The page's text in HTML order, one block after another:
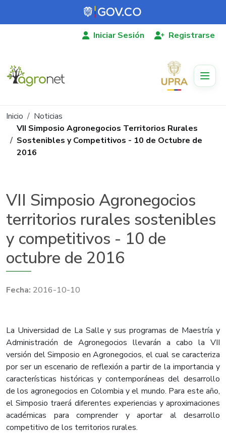
Pasar al contenido principal
Iniciar Sesión Registrarse
Ruta de navegación
Inicio
Noticias
VII Simposio Agronegocios Territorios Rurales
Sostenibles y Competitivos - 10 de Octubre de
2016
VII Simposio Agronegocios
territorios rurales sostenibles
y competitivos - 10 de
octubre de 2016
2016-10-10
​La Universidad de La Salle y sus programas de Maestría y
Administración de Agronegocios llevarán a cabo la VII
versión del Simposio en Agronegocios, el cual se caracteriza
por ser un escenario de reflexión a partir de la importancia y
características históricas y contemporáneas del desarrollo
de los agronegocios en Colombia y el mundo. Para este año,
el Simposio traerá diferentes experiencias y aproximaciones
académicas para comprender y aportar al desarrollo
competitivo de los territorios rurales.